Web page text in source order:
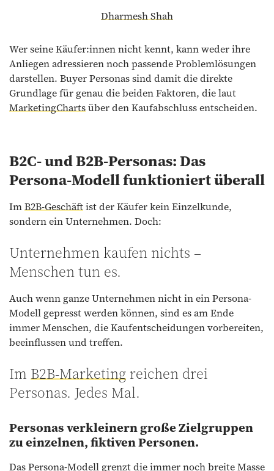
Dharmesh Shah
Wer seine Käufer:innen nicht kennt, kann weder ihre
Anliegen adressieren noch passende Problemlösungen
darstellen. Buyer Personas sind damit die direkte
Grundlage für genau die beiden Faktoren, die laut
MarketingChartsüber den Kaufabschluss entscheiden.
B2C- und B2B-Personas: Das
Persona-Modell funktioniert überall
ImB2B-Geschäftist der Käufer kein Einzelkunde,
sondern ein Unternehmen. Doch:
Unternehmen kaufen nichts –
Menschen tun es.
Auch wenn ganze Unternehmen nicht in ein Persona-
Modell gepresst werden können, sind es am Ende
immer Menschen, die Kaufentscheidungen vorbereiten,
beeinflussen und treffen.
Im B2B-Marketing reichen drei
Personas. Jedes Mal.
Personas verkleinern große Zielgruppen
zu einzelnen, fiktiven Personen.
Das Persona-Modell grenzt die immer noch breite Masse